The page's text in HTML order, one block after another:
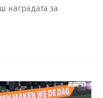
наградата за